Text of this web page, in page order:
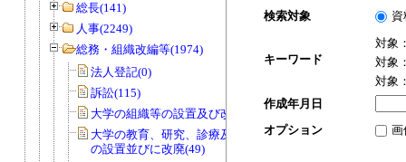
総長(141)
人事(2249)
総務・組織改編等(1974)
法人登記(0)
訴訟(115)
大学の組織等の設置及び改廃(57)
大学の教育、研究、診療及び事務組織
の設置並びに改廃(49)
検索対象 資
キーワード
対象
対象
対象
作成年月日
オプション
画